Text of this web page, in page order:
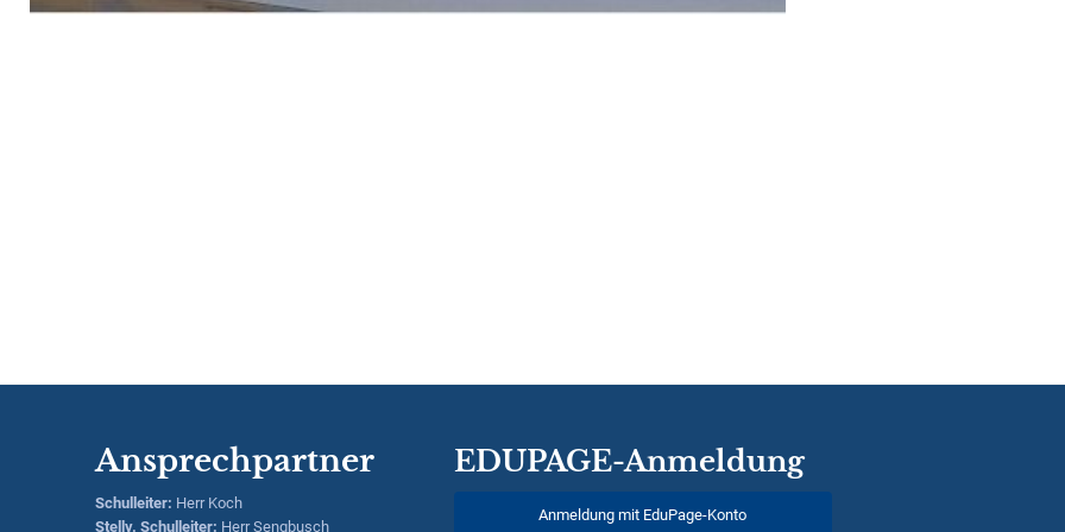
Ansprechpartner
Schulleiter: Herr Koch
Stellv. Schulleiter: HerrSengbusch
EDUPAGE-Anmeldung
Anmeldung mit EduPage-Konto